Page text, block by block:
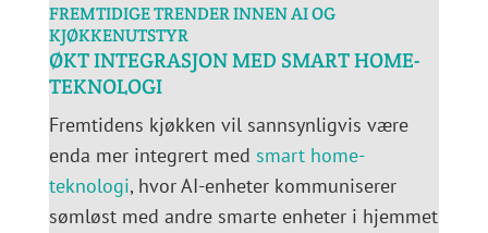
FREMTIDIGE TRENDER INNEN AI OG
KJØKKENUTSTYR
ØKT INTEGRASJON MED SMART HOME-
TEKNOLOGI
Fremtidens kjøkken vil sannsynligvis være
enda mer integrert med smart home-
teknologi, hvor AI-enheter kommuniserer
sømløst med andre smarte enheter i hjemmet